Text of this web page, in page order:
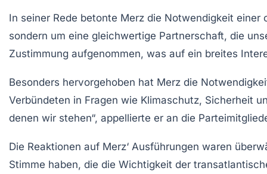
In seiner Rede betonte Merz die Notwendigkeit einer
sondern um eine gleichwertige Partnerschaft, die
Zustimmung aufgenommen, was auf ein breites
Besonders hervorgehoben hat Merz die
Verbündeten in Fragen wie Klimaschutz, Sicherheit
denen wir stehen“, appellierte er an die
Die Reaktionen auf Merz‘ Ausführungen waren
Stimme haben, die die Wichtigkeit der